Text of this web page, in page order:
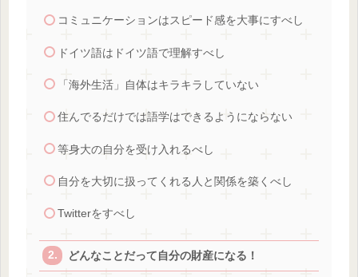
コミュニケーションはスピード感を大事にすべし
ドイツ語はドイツ語で理解すべし
「海外生活」自体はキラキラしていない
住んでるだけでは語学はできるようにならない
等身大の自分を受け入れるべし
自分を大切に扱ってくれる人と関係を築くべし
Twitterをすべし
どんなことだって自分の財産になる！